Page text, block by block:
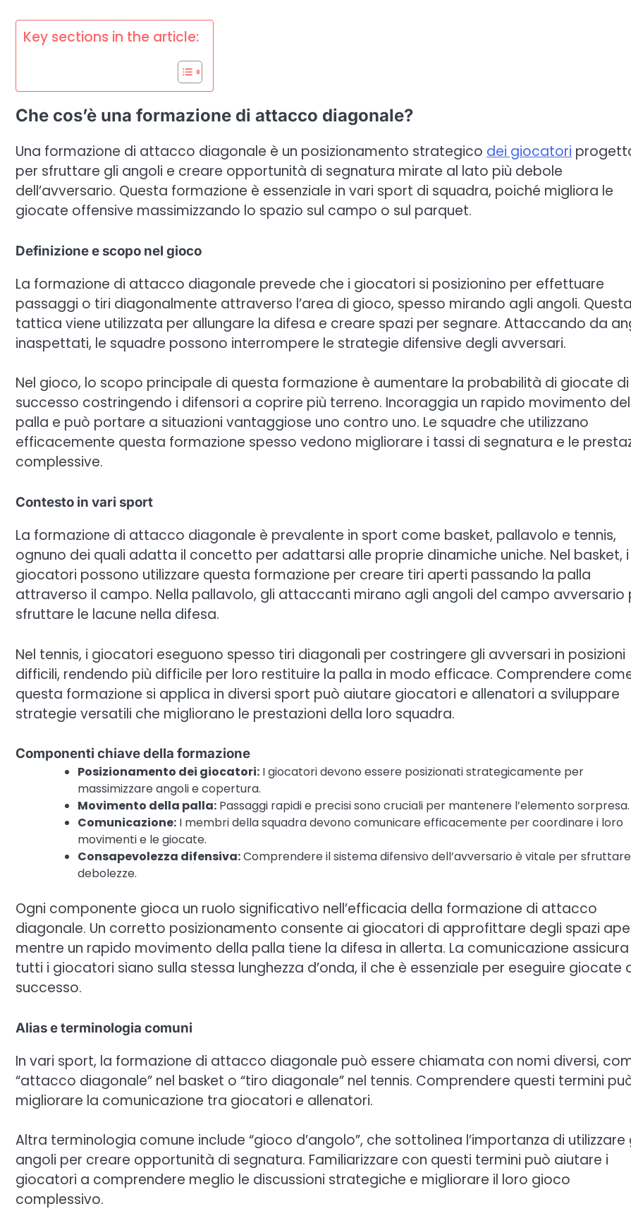
Key sections in the article:
Che cos’è una formazione di attacco diagonale?
Una formazione di attacco diagonale è un posizionamento strategico dei giocatori
per sfruttare gli angoli e creare opportunità di segnatura mirate al lato più debole
dell’avversario. Questa formazione è essenziale in vari sport di squadra, poiché migliora le
giocate offensive massimizzando lo spazio sul campo o sul parquet.
Definizione e scopo nel gioco
La formazione di attacco diagonale prevede che i giocatori si posizionino per effettuare
passaggi o tiri diagonalmente attraverso l’area di gioco, spesso mirando agli angoli. Questa
tattica viene utilizzata per allungare la difesa e creare spazi per segnare. Attaccando da
inaspettati, le squadre possono interrompere le strategie difensive degli avversari.
Nel gioco, lo scopo principale di questa formazione è aumentare la probabilità di giocate di
successo costringendo i difensori a coprire più terreno. Incoraggia un rapido movimento
palla e può portare a situazioni vantaggiose uno contro uno. Le squadre che utilizzano
efficacemente questa formazione spesso vedono migliorare i tassi di segnatura e le
complessive.
Contesto in vari sport
La formazione di attacco diagonale è prevalente in sport come basket, pallavolo e tennis,
ognuno dei quali adatta il concetto per adattarsi alle proprie dinamiche uniche. Nel basket, i
giocatori possono utilizzare questa formazione per creare tiri aperti passando la palla
attraverso il campo. Nella pallavolo, gli attaccanti mirano agli angoli del campo avversario
sfruttare le lacune nella difesa.
Nel tennis, i giocatori eseguono spesso tiri diagonali per costringere gli avversari in posizioni
difficili, rendendo più difficile per loro restituire la palla in modo efficace. Comprendere
questa formazione si applica in diversi sport può aiutare giocatori e allenatori a sviluppare
strategie versatili che migliorano le prestazioni della loro squadra.
Componenti chiave della formazione
Posizionamento dei giocatori: I giocatori devono essere posizionati strategicamente per
massimizzare angoli e copertura.
Movimento della palla: Passaggi rapidi e precisi sono cruciali per mantenere l’elemento sorpresa.
Comunicazione: I membri della squadra devono comunicare efficacemente per coordinare i loro
movimenti e le giocate.
Consapevolezza difensiva:Comprendere il sistema difensivo dell’avversario è vitale per
debolezze.
Ogni componente gioca un ruolo significativo nell’efficacia della formazione di attacco
diagonale. Un corretto posizionamento consente ai giocatori di approfittare degli spazi
mentre un rapido movimento della palla tiene la difesa in allerta. La comunicazione
tutti i giocatori siano sulla stessa lunghezza d’onda, il che è essenziale per eseguire giocate
successo.
Alias e terminologia comuni
In vari sport, la formazione di attacco diagonale può essere chiamata con nomi diversi,
“attacco diagonale” nel basket o “tiro diagonale” nel tennis. Comprendere questi termini
migliorare la comunicazione tra giocatori e allenatori.
Altra terminologia comune include “gioco d’angolo”, che sottolinea l’importanza di utilizzare
angoli per creare opportunità di segnatura. Familiarizzare con questi termini può aiutare i
giocatori a comprendere meglio le discussioni strategiche e migliorare il loro gioco
complessivo.